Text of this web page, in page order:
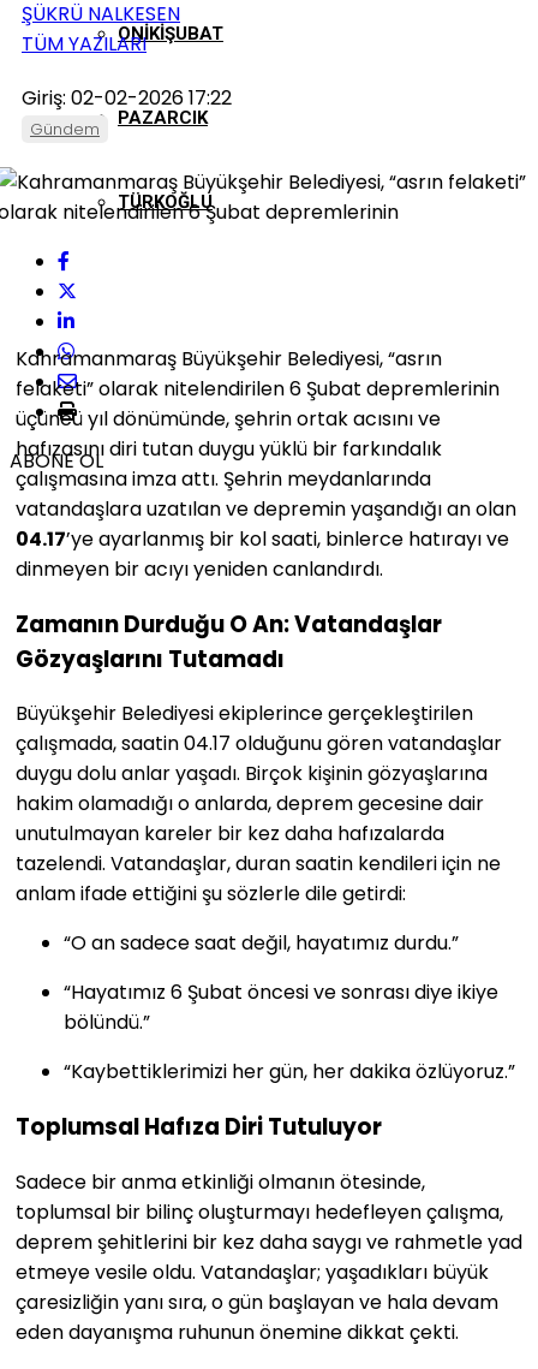
ONIKIŞUBAT
PAZARCIK
TÜRKOĞLU
ŞÜKRÜ NALKESEN
TÜM YAZILARI
Giriş: 02-02-2026 17:22
Gündem
ABONE OL
Kahramanmaraş Büyükşehir Belediyesi, “asrın
felaketi” olarak nitelendirilen 6 Şubat depremlerinin
üçüncü yıl dönümünde, şehrin ortak acısını ve
hafızasını diri tutan duygu yüklü bir farkındalık
çalışmasına imza attı. Şehrin meydanlarında
vatandaşlara uzatılan ve depremin yaşandığı an olan
04.17’ye ayarlanmış bir kol saati, binlerce hatırayı ve
dinmeyen bir acıyı yeniden canlandırdı.
Zamanın Durduğu O An: Vatandaşlar
Gözyaşlarını Tutamadı
Büyükşehir Belediyesi ekiplerince gerçekleştirilen
çalışmada, saatin 04.17 olduğunu gören vatandaşlar
duygu dolu anlar yaşadı. Birçok kişinin gözyaşlarına
hakim olamadığı o anlarda, deprem gecesine dair
unutulmayan kareler bir kez daha hafızalarda
tazelendi. Vatandaşlar, duran saatin kendileri için ne
anlam ifade ettiğini şu sözlerle dile getirdi:
“O an sadece saat değil, hayatımız durdu.”
“Hayatımız 6 Şubat öncesi ve sonrası diye ikiye
bölündü.”
“Kaybettiklerimizi her gün, her dakika özlüyoruz.”
Toplumsal Hafıza Diri Tutuluyor
Sadece bir anma etkinliği olmanın ötesinde,
toplumsal bir bilinç oluşturmayı hedefleyen çalışma,
deprem şehitlerini bir kez daha saygı ve rahmetle yad
etmeye vesile oldu. Vatandaşlar; yaşadıkları büyük
çaresizliğin yanı sıra, o gün başlayan ve hala devam
eden dayanışma ruhunun önemine dikkat çekti.